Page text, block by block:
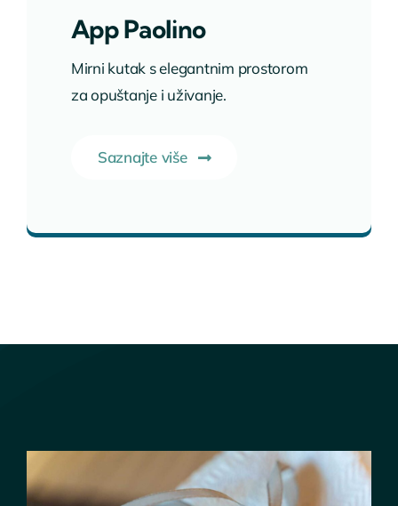
App Paolino
Mirni kutak s elegantnim prostorom
za opuštanje i uživanje.
Saznajte više